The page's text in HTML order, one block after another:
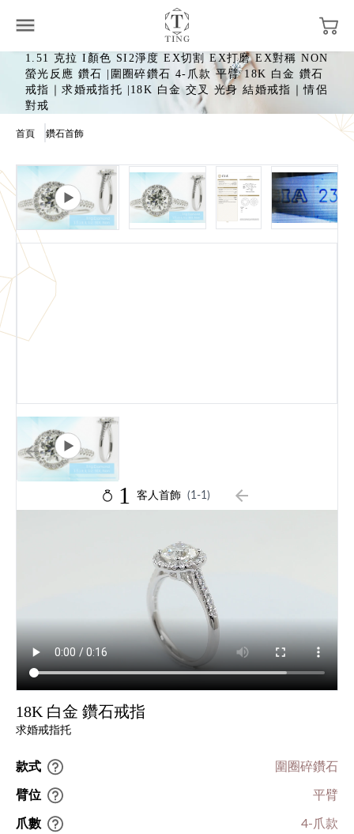
1.51 克拉 I顏色 SI2淨度 EX切割 EX打磨 EX對稱 NON
螢光反應 鑽石 |圍圈碎鑽石 4-爪款 平臂 18K 白金 鑽石
戒指｜求婚戒指托 |18K 白金 交叉 光身 結婚戒指｜情侶
對戒
首頁 鑽石首飾
1 客人首飾 (1-1)
18K 白金 鑽石戒指
求婚戒指托
款式 圍圈碎鑽石
臂位 平臂
爪數 4-爪款